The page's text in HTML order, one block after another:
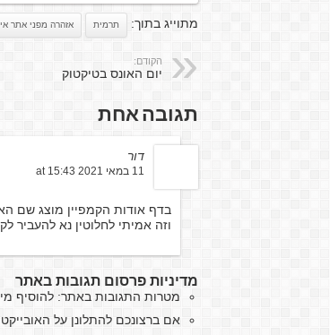
מתוייג בתוך: תרמית אזהרה מפני אתר
הקודם:
יום האונס בטיקטוק
תגובה אחת
דור
11 במאי 2021 at 15:43
בדף אודות הקמפיין מוצג שם
וזה אמיתי לחלוטין נא להעביר
מדיניות פרסום תגובות באתר
מטרות התגובות באתר: להוסיף
אם ברצונכם להתלונן על